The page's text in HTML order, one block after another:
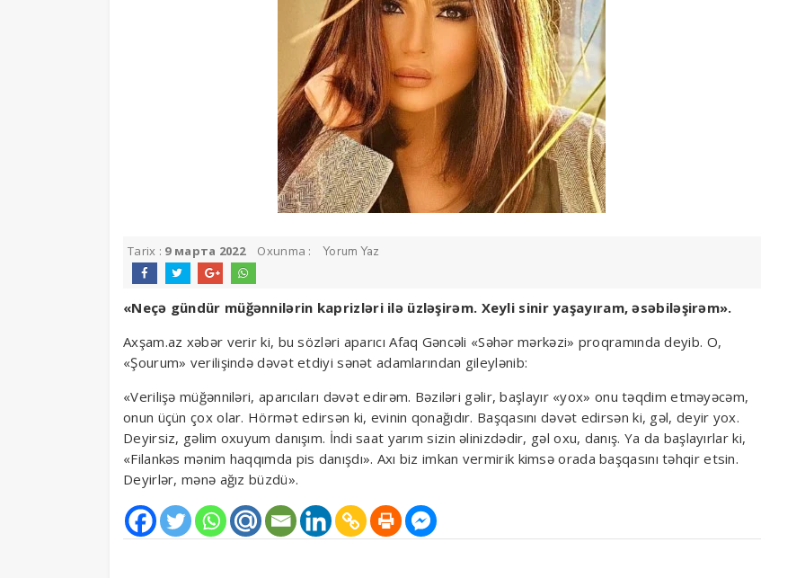
Tarix : 9 марта 2022 Oxunma : Yorum Yaz
«Neçə gündür müğənnilərin kaprizləri ilə üzləşirəm. Xeyli sinir yaşayıram, əsəbiləşirəm».
Axşam.az xəbər verir ki, bu sözləri aparıcı Afaq Gəncəli «Səhər mərkəzi» proqramında deyib. O,
«Şourum» verilişində dəvət etdiyi sənət adamlarından gileylənib:
«Verilişə müğənniləri, aparıcıları dəvət edirəm. Bəziləri gəlir, başlayır «yox» onu təqdim etməyəcəm,
onun üçün çox olar. Hörmət edirsən ki, evinin qonağıdır. Başqasını dəvət edirsən ki, gəl, deyir yox.
Deyirsiz, gəlim oxuyum danışım. İndi saat yarım sizin əlinizdədir, gəl oxu, danış. Ya da başlayırlar ki,
«Filankəs mənim haqqımda pis danışdı». Axı biz imkan vermirik kimsə orada başqasını təhqir etsin.
Deyirlər, mənə ağız büzdü».